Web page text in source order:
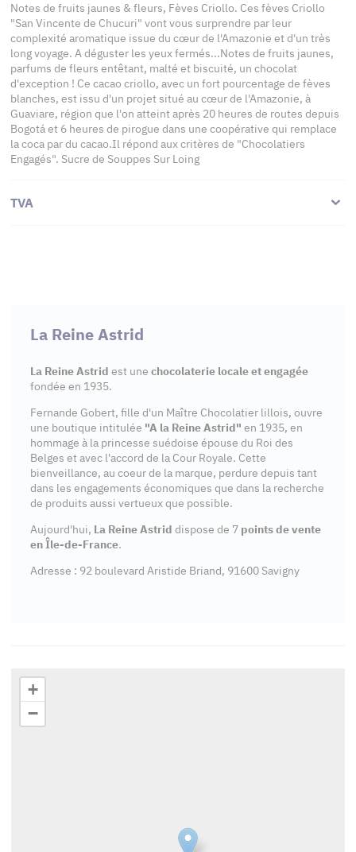
Notes de fruits jaunes & fleurs, Fèves Criollo. Ces fèves Criollo
"San Vincente de Chucuri" vont vous surprendre par leur
complexité aromatique issue du cœur de l'Amazonie et d'un très
long voyage. A déguster les yeux fermés...Notes de fruits jaunes,
parfums de fleurs entêtant, malté et biscuité, un chocolat
d'exception ! Ce cacao criollo, avec un fort pourcentage de fèves
blanches, est issu d'un projet situé au cœur de l'Amazonie, à
Guaviare, région que l'on atteint après 20 heures de routes depuis
Bogotá et 6 heures de pirogue dans une coopérative qui remplace
la coca par du cacao.Il répond aux critères de "Chocolatiers
Engagés". Sucre de Souppes Sur Loing
TVA
La Reine Astrid
La Reine Astrid est une chocolaterie locale et engagée
fondée en 1935.
Fernande Gobert, fille d'un Maître Chocolatier lillois, ouvre
une boutique intitulée "A la Reine Astrid" en 1935, en
hommage à la princesse suédoise épouse du Roi des
Belges et avec l'accord de la Cour Royale. Cette
bienveillance, au coeur de la marque, perdure depuis tant
dans les engagements économiques que dans la recherche
de produits aussi vertueux que possible.
Aujourd'hui, La Reine Astrid dispose de 7 points de vente
en Île-de-France.
Adresse : 92 boulevard Aristide Briand, 91600 Savigny
+
−